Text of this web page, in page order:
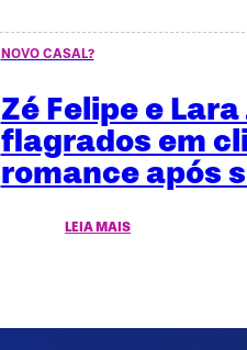
NOVO CASAL?
Zé Felipe e
flagrados em
romance após
LEIA MAIS